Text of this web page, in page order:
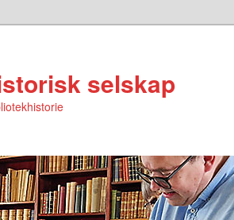
selskap